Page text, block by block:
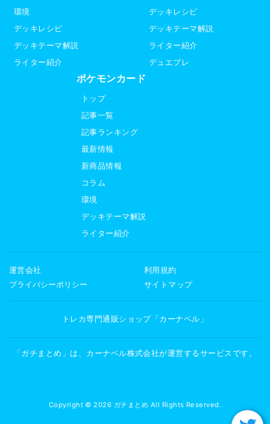
環境
デッキレシピ
デッキテーマ解説
ライター紹介
デッキレシピ
デッキテーマ解説
ライター紹介
デュエプレ
ポケモンカード
トップ
記事一覧
記事ランキング
最新情報
新商品情報
コラム
環境
デッキテーマ解説
ライター紹介
運営会社
利用規約
プライバシーポリシー
サイトマップ
トレカ専門通販ショップ「カーナベル」
「ガチまとめ」は、カーナベル株式会社が運営するサービスです。
Copyright © 2026 ガチまとめ All Rights Reserved.